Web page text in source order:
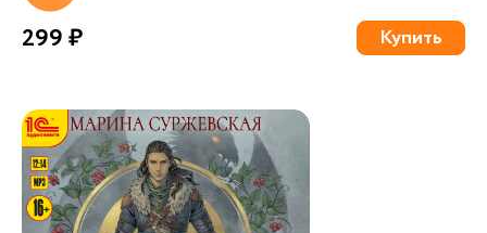
299 ₽ Купить